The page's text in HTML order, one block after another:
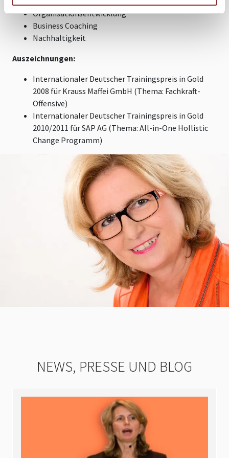
Organisationsentwicklung
Business Coaching
Nachhaltigkeit
Auszeichnungen:
Internationaler Deutscher Trainingspreis in Gold
2008 für Krauss Maffei GmbH (Thema: Fachkraft-
Offensive)
Internationaler Deutscher Trainingspreis in Gold
2010/2011 für SAP AG (Thema: All-in-One Hollistic
Change Programm)
NEWS, PRESSE UND BLOG